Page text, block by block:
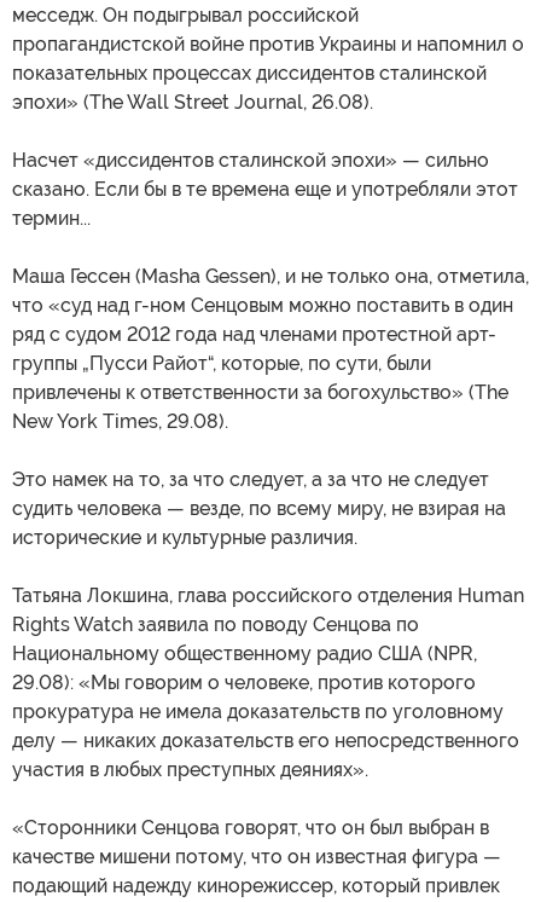
месседж. Он подыгрывал российской
пропагандистской войне против Украины и напомнил о
показательных процессах диссидентов сталинской
эпохи» (The Wall Street Journal, 26.08).
Насчет «диссидентов сталинской эпохи» — сильно
сказано. Если бы в те времена еще и употребляли этот
термин...
Маша Гессен (Masha Gessen), и не только она, отметила,
что «суд над г-ном Сенцовым можно поставить в один
ряд с судом 2012 года над членами протестной арт-
группы „Пусси Райот“, которые, по сути, были
привлечены к ответственности за богохульство» (The
New York Times, 29.08).
Это намек на то, за что следует, а за что не следует
судить человека — везде, по всему миру, не взирая на
исторические и культурные различия.
Татьяна Локшина, глава российского отделения Human
Rights Watch заявила по поводу Сенцова по
Национальному общественному радио США (NPR,
29.08): «Мы говорим о человеке, против которого
прокуратура не имела доказательств по уголовному
делу — никаких доказательств его непосредственного
участия в любых преступных деяниях».
«Сторонники Сенцова говорят, что он был выбран в
качестве мишени потому, что он известная фигура —
подающий надежду кинорежиссер, который привлек